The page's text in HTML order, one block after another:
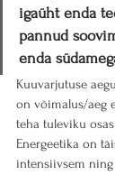
igaüht enda
pannud
enda
Kuuvarjutuse
on võimalus/aeg
teha tuleviku
Energeetika on
intensiivsem